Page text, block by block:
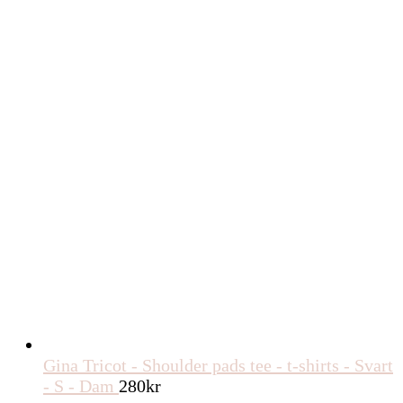
Gina Tricot - Shoulder pads tee - t-shirts - Svart
- S - Dam 280kr